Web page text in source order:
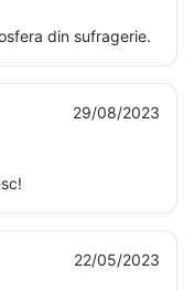
din sufragerie.
29/08/2023
22/05/2023